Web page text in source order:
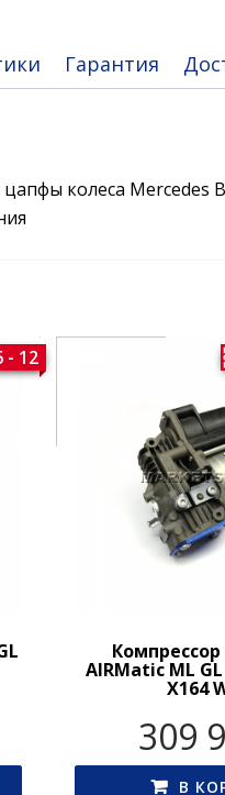
Гарантия
колеса Mercedes
- 12
AIRMatic ML
X164
309
В